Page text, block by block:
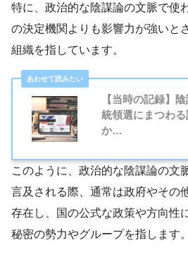
特に、政治的な陰謀論の文脈で使
の決定機関よりも影響力が強いと
組織を指しています。
【当時の記録】
統領選にまつわ
か…
このように、政治的な陰謀論の文
言及される際、通常は政府やその
存在し、国の公式な政策や方向性
秘密の勢力やグループを指します。